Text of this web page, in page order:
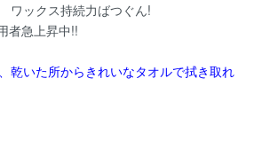
ワックス持続力ばつぐん!
者急上昇中!!
乾いた所からきれいなタオルで拭き取れ